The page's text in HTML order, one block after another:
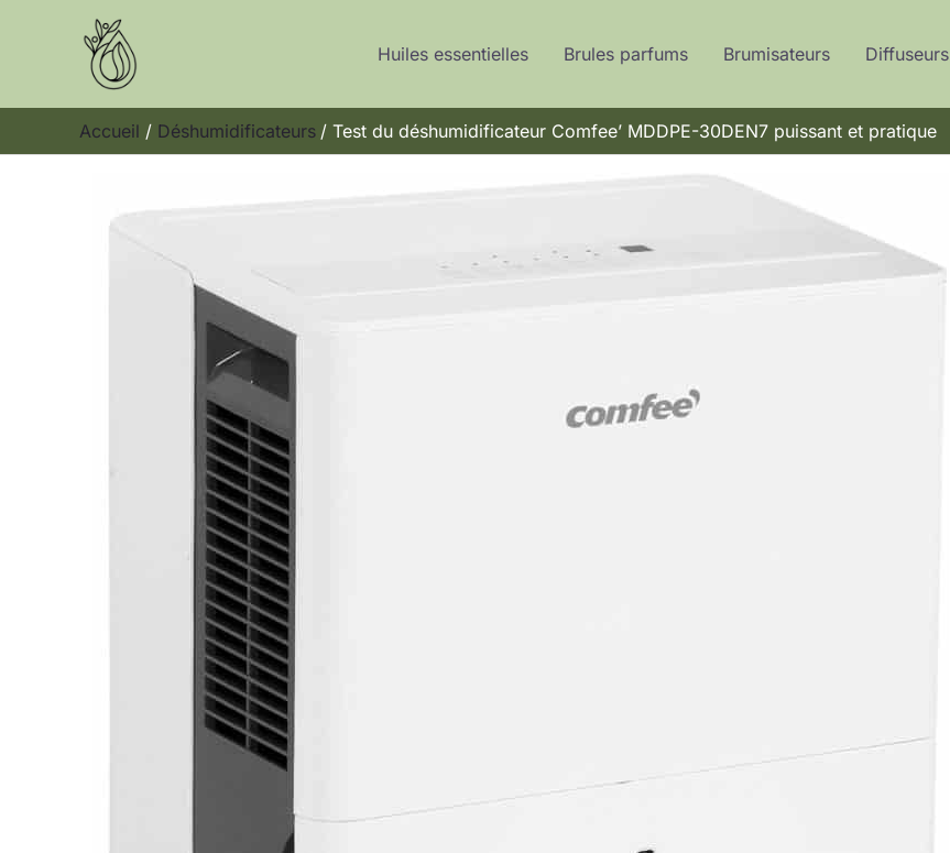
Huiles essentielles Brules parfums Brumisateurs Diffuseurs
Accueil Déshumidificateurs Test du déshumidificateur Comfee’ MDDPE-30DEN7 puissant et pratique